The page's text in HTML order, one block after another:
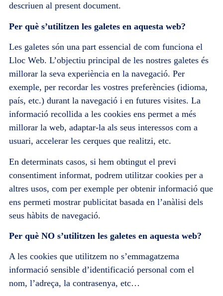
descriuen al present document.
Per què s’utilitzen les galetes en aquesta web?
Les galetes són una part essencial de com funciona el
Lloc Web. L’objectiu principal de les nostres galetes és
millorar la seva experiència en la navegació. Per
exemple, per recordar les vostres preferències (idioma,
país, etc.) durant la navegació i en futures visites. La
informació recollida a les cookies ens permet a més
millorar la web, adaptar-la als seus interessos com a
usuari, accelerar les cerques que realitzi, etc.
En determinats casos, si hem obtingut el previ
consentiment informat, podrem utilitzar cookies per a
altres usos, com per exemple per obtenir informació que
ens permeti mostrar publicitat basada en l’anàlisi dels
seus hàbits de navegació.
Per què NO s’utilitzen les galetes en aquesta web?
A les cookies que utilitzem no s’emmagatzema
informació sensible d’identificació personal com el
nom, l’adreça, la contrasenya, etc…